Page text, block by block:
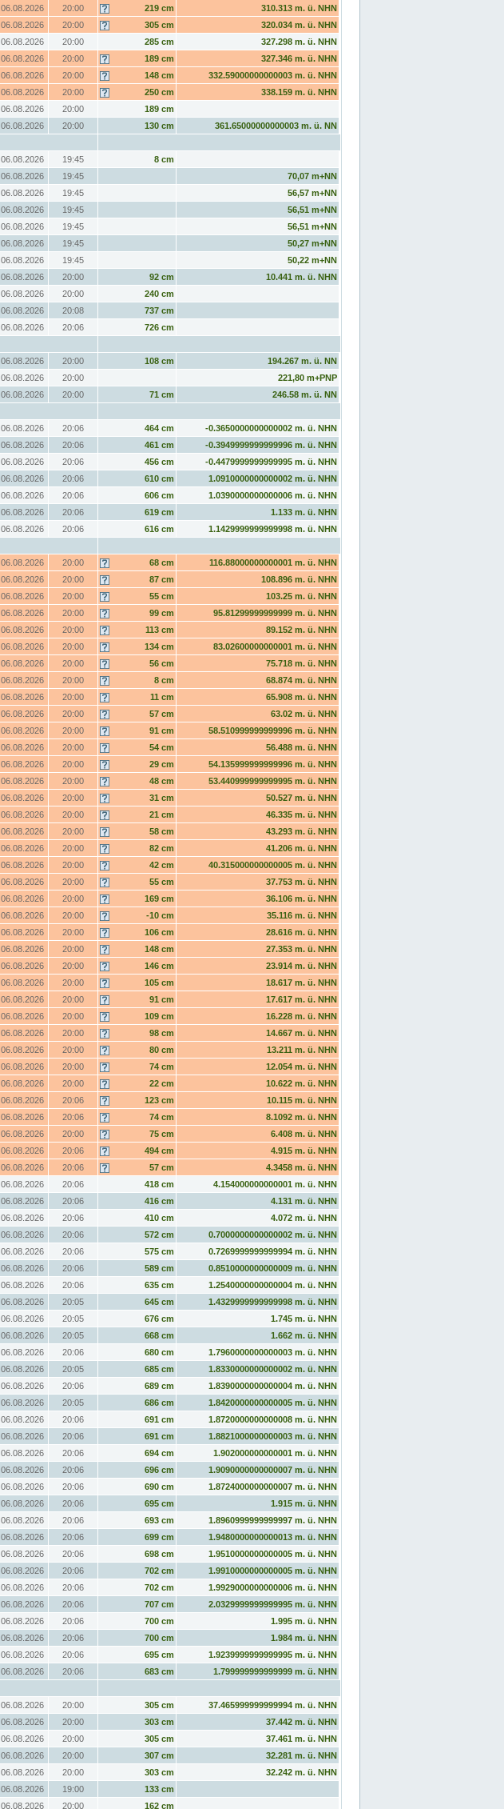
06.08.2026 20:00 219 cm
310.313 m. ü. NHN
06.08.2026 20:00 305 cm
320.034 m. ü. NHN
06.08.2026 20:00 285 cm
327.298 m. ü. NHN
06.08.2026 20:00 189 cm
327.346 m. ü. NHN
06.08.2026 20:00 148 cm
332.59000000000003 m. ü. NHN
06.08.2026 20:00 250 cm
338.159 m. ü. NHN
06.08.2026 20:00
189 cm
06.08.2026 20:00 130 cm
361.65000000000003 m. ü. NN
06.08.2026 19:45
8 cm
06.08.2026 19:45
70,07 m+NN
06.08.2026 19:45
56,57 m+NN
06.08.2026 19:45
56,51 m+NN
06.08.2026 19:45
56,51 m+NN
06.08.2026 19:45
50,27 m+NN
06.08.2026 19:45
50,22 m+NN
06.08.2026 20:00 92 cm
10.441 m. ü. NHN
06.08.2026 20:00
240 cm
06.08.2026 20:08
737 cm
06.08.2026 20:06
726 cm
06.08.2026 20:00 108 cm
194.267 m. ü. NN
06.08.2026 20:00
221,80 m+PNP
06.08.2026 20:00 71 cm
246.58 m. ü. NN
06.08.2026 20:06 464 cm
-0.3650000000000002 m. ü. NHN
06.08.2026 20:06 461 cm
-0.3949999999999996 m. ü. NHN
06.08.2026 20:06 456 cm
-0.4479999999999995 m. ü. NHN
06.08.2026 20:06 610 cm
1.0910000000000002 m. ü. NHN
06.08.2026 20:06 606 cm
1.0390000000000006 m. ü. NHN
06.08.2026 20:06 619 cm
1.133 m. ü. NHN
06.08.2026 20:06 616 cm
1.1429999999999998 m. ü. NHN
06.08.2026 20:00 68 cm
116.88000000000001 m. ü. NHN
06.08.2026 20:00 87 cm
108.896 m. ü. NHN
06.08.2026 20:00 55 cm
103.25 m. ü. NHN
06.08.2026 20:00 99 cm
95.81299999999999 m. ü. NHN
06.08.2026 20:00 113 cm
89.152 m. ü. NHN
06.08.2026 20:00 134 cm
83.02600000000001 m. ü. NHN
06.08.2026 20:00 56 cm
75.718 m. ü. NHN
06.08.2026 20:00 8 cm
68.874 m. ü. NHN
06.08.2026 20:00 11 cm
65.908 m. ü. NHN
06.08.2026 20:00 57 cm
63.02 m. ü. NHN
06.08.2026 20:00 91 cm
58.510999999999996 m. ü. NHN
06.08.2026 20:00 54 cm
56.488 m. ü. NHN
06.08.2026 20:00 29 cm
54.135999999999996 m. ü. NHN
06.08.2026 20:00 48 cm
53.440999999999995 m. ü. NHN
06.08.2026 20:00 31 cm
50.527 m. ü. NHN
06.08.2026 20:00 21 cm
46.335 m. ü. NHN
06.08.2026 20:00 58 cm
43.293 m. ü. NHN
06.08.2026 20:00 82 cm
41.206 m. ü. NHN
06.08.2026 20:00 42 cm
40.315000000000005 m. ü. NHN
06.08.2026 20:00 55 cm
37.753 m. ü. NHN
06.08.2026 20:00 169 cm
36.106 m. ü. NHN
06.08.2026 20:00 -10 cm
35.116 m. ü. NHN
06.08.2026 20:00 106 cm
28.616 m. ü. NHN
06.08.2026 20:00 148 cm
27.353 m. ü. NHN
06.08.2026 20:00 146 cm
23.914 m. ü. NHN
06.08.2026 20:00 105 cm
18.617 m. ü. NHN
06.08.2026 20:00 91 cm
17.617 m. ü. NHN
06.08.2026 20:00 109 cm
16.228 m. ü. NHN
06.08.2026 20:00 98 cm
14.667 m. ü. NHN
06.08.2026 20:00 80 cm
13.211 m. ü. NHN
06.08.2026 20:00 74 cm
12.054 m. ü. NHN
06.08.2026 20:00 22 cm
10.622 m. ü. NHN
06.08.2026 20:06 123 cm
10.115 m. ü. NHN
06.08.2026 20:06 74 cm
8.1092 m. ü. NHN
06.08.2026 20:00 75 cm
6.408 m. ü. NHN
06.08.2026 20:06 494 cm
4.915 m. ü. NHN
06.08.2026 20:06 57 cm
4.3458 m. ü. NHN
06.08.2026 20:06 418 cm
4.154000000000001 m. ü. NHN
06.08.2026 20:06 416 cm
4.131 m. ü. NHN
06.08.2026 20:06 410 cm
4.072 m. ü. NHN
06.08.2026 20:06 572 cm
0.7000000000000002 m. ü. NHN
06.08.2026 20:06 575 cm
0.7269999999999994 m. ü. NHN
06.08.2026 20:06 589 cm
0.8510000000000009 m. ü. NHN
06.08.2026 20:06 635 cm
1.2540000000000004 m. ü. NHN
06.08.2026 20:05 645 cm
1.4329999999999998 m. ü. NHN
06.08.2026 20:05 676 cm
1.745 m. ü. NHN
06.08.2026 20:05 668 cm
1.662 m. ü. NHN
06.08.2026 20:06 680 cm
1.7960000000000003 m. ü. NHN
06.08.2026 20:05 685 cm
1.8330000000000002 m. ü. NHN
06.08.2026 20:06 689 cm
1.8390000000000004 m. ü. NHN
06.08.2026 20:05 686 cm
1.8420000000000005 m. ü. NHN
06.08.2026 20:06 691 cm
1.8720000000000008 m. ü. NHN
06.08.2026 20:06 691 cm
1.8821000000000003 m. ü. NHN
06.08.2026 20:06 694 cm
1.902000000000001 m. ü. NHN
06.08.2026 20:06 696 cm
1.9090000000000007 m. ü. NHN
06.08.2026 20:06 690 cm
1.8724000000000007 m. ü. NHN
06.08.2026 20:06 695 cm
1.915 m. ü. NHN
06.08.2026 20:06 693 cm
1.8960999999999997 m. ü. NHN
06.08.2026 20:06 699 cm
1.9480000000000013 m. ü. NHN
06.08.2026 20:06 698 cm
1.9510000000000005 m. ü. NHN
06.08.2026 20:06 702 cm
1.9910000000000005 m. ü. NHN
06.08.2026 20:06 702 cm
1.9929000000000006 m. ü. NHN
06.08.2026 20:06 707 cm
2.0329999999999995 m. ü. NHN
06.08.2026 20:06 700 cm
1.995 m. ü. NHN
06.08.2026 20:06 700 cm
1.984 m. ü. NHN
06.08.2026 20:06 695 cm
1.9239999999999995 m. ü. NHN
06.08.2026 20:06 683 cm
1.799999999999999 m. ü. NHN
06.08.2026 20:00 305 cm
37.465999999999994 m. ü. NHN
06.08.2026 20:00 303 cm
37.442 m. ü. NHN
06.08.2026 20:00 305 cm
37.461 m. ü. NHN
06.08.2026 20:00 307 cm
32.281 m. ü. NHN
06.08.2026 20:00 303 cm
32.242 m. ü. NHN
06.08.2026 19:00
133 cm
06.08.2026 20:00 162 cm